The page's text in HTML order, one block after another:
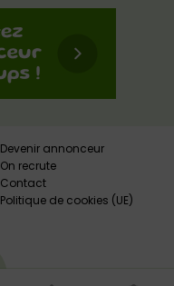
Devenir annonceur
On recrute
Contact
Politique de cookies (UE)